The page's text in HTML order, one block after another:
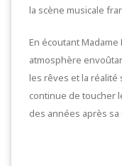
la scène musicale
En écoutant
atmosphère
les rêves et la réalité
continue de toucher
des années après sa